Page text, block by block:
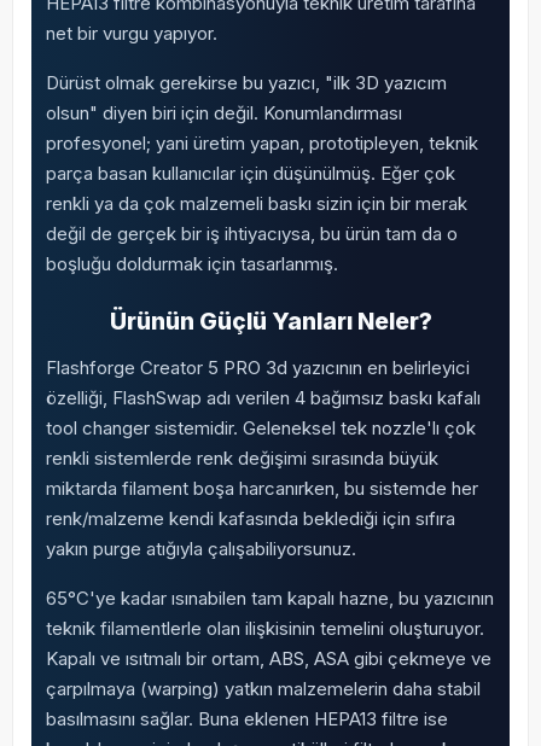
net bir vurgu yapıyor.
Dürüst olmak gerekirse bu yazıcı, "ilk 3D yazıcım
olsun" diyen biri için değil. Konumlandırması
profesyonel; yani üretim yapan, prototipleyen, teknik
parça basan kullanıcılar için düşünülmüş. Eğer çok
renkli ya da çok malzemeli baskı sizin için bir merak
değil de gerçek bir iş ihtiyacıysa, bu ürün tam da o
boşluğu doldurmak için tasarlanmış.
Ürünün Güçlü Yanları Neler?
Flashforge Creator 5 PRO 3d yazıcının en belirleyici
özelliği, FlashSwap adı verilen 4 bağımsız baskı kafalı
tool changer sistemidir. Geleneksel tek nozzle'lı çok
renkli sistemlerde renk değişimi sırasında büyük
miktarda filament boşa harcanırken, bu sistemde her
renk/malzeme kendi kafasında beklediği için sıfıra
yakın purge atığıyla çalışabiliyorsunuz.
65°C'ye kadar ısınabilen tam kapalı hazne, bu yazıcının
teknik filamentlerle olan ilişkisinin temelini oluşturuyor.
Kapalı ve ısıtmalı bir ortam, ABS, ASA gibi çekmeye ve
çarpılmaya (warping) yatkın malzemelerin daha stabil
basılmasını sağlar. Buna eklenen HEPA13 filtre ise